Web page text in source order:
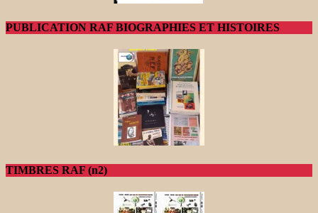
PUBLICATION RAF BIOGRAPHIES ET HISTOIRES
TIMBRES RAF (n2)